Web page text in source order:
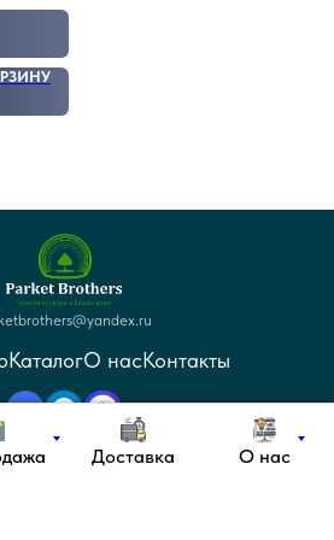
Доставка О нас
КаталогО насКонтакты
8-926-207-51-59
(800) 550-85-78